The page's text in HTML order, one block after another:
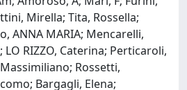
Mirella; Tita, Rossella;
ANNA MARIA; Mencarelli,
LO RIZZO, Caterina; Perticaroli,
Rossetti,
Bargagli, Elena;